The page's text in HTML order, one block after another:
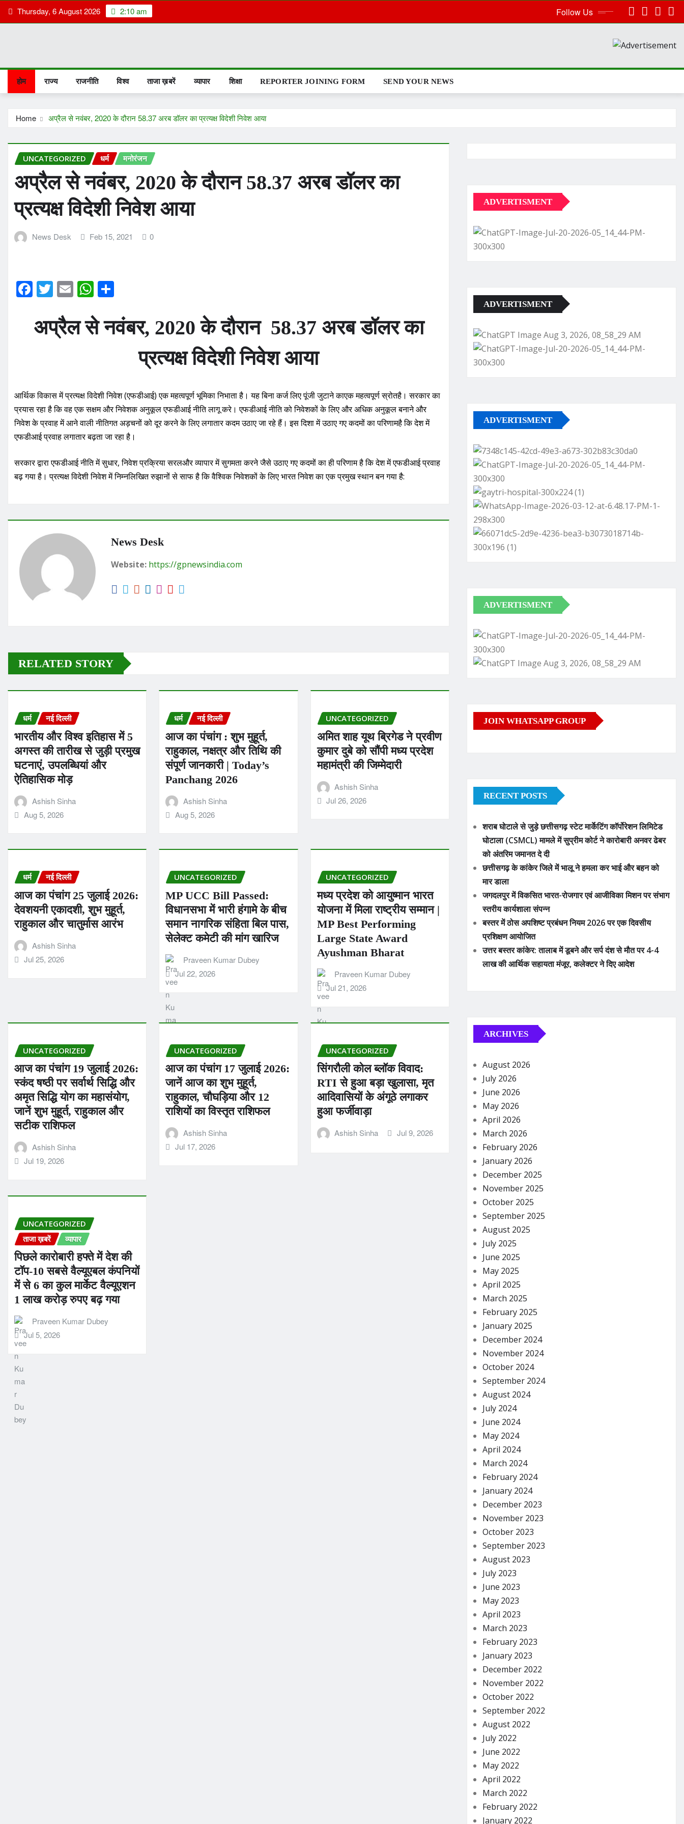
Skip Thursday, 6 August 2026 2:10 am Follow Us
होम राज्य राजनीति विश्व ताजा ख़बरें व्यापार शिक्षा REPORTER JOINING FORM SEND YOUR NEWS
Home अप्रैल से नवंबर, 2020 के दौरान 58.37 अरब डॉलर का प्रत्यक्ष विदेशी निवेश आया
UNCATEGORIZED धर्म मनोरंजन
अप्रैल से नवंबर, 2020 के दौरान 58.37 अरब डॉलर का
प्रत्यक्ष विदेशी निवेश आया
News Desk Feb 15, 2021 0
F
c
e
o
k
T
it
te
E
ai
l
W
at
s
p
ar
e
अप्रैल से नवंबर, 2020 के दौरान 58.37 अरब डॉलर का
प्रत्यक्ष विदेशी निवेश आया
आर्थिक विकास में प्रत्यक्ष विदेशी निवेश (एफडीआई) एक महत्वपूर्ण भूमिका निभाता है। यह बिना कर्ज लिए पूंजी जुटाने काएक महत्वपूर्ण स्रोतहै। सरकार का
प्रयास रहा है कि वह एक सक्षम और निवेशक अनुकूल एफडीआई नीति लागू करे। एफडीआई नीति को निवेशकों के लिए और अधिक अनुकूल बनाने और
निवेश के प्रवाह में आने वाली नीतिगत अड़चनों को दूर करने के लिए लगातार कदम उठाए जा रहे हैं। इस दिशा में उठाए गए कदमों का परिणामहै कि देश में
एफडीआई प्रवाह लगातार बढ़ता जा रहा है।
सरकार द्वारा एफडीआई नीति में सुधार, निवेश प्रक्रिया सरलऔर व्यापार में सुगमता करने जैसे उठाए गए कदमों का ही परिणाम है कि देश में एफडीआई प्रवाह
बढ़ गया है। प्रत्यक्ष विदेशी निवेश में निम्नलिखित रुझानों से साफ है कि वैश्विक निवेशकों के लिए भारत निवेश का एक प्रमुख स्थान बन गया है:
News Desk
Website: https://gpnewsindia.com
RELATED STORY
धर्म नई दिल्ली
भारतीय और विश्व इतिहास में 5
अगस्त की तारीख से जुड़ी प्रमुख
घटनाएं, उपलब्धियां और
ऐतिहासिक मोड़
Ashish Sinha
Aug 5, 2026
धर्म नई दिल्ली
आज का पंचांग : शुभ मुहूर्त,
राहुकाल, नक्षत्र और तिथि की
संपूर्ण जानकारी | Today’s
Panchang 2026
Ashish Sinha
Aug 5, 2026
UNCATEGORIZED
अमित शाह यूथ ब्रिगेड ने प्रवीण
कुमार दुबे को सौंपी मध्य प्रदेश
महामंत्री की जिम्मेदारी
Ashish Sinha
Jul 26, 2026
धर्म नई दिल्ली
आज का पंचांग 25 जुलाई 2026:
देवशयनी एकादशी, शुभ मुहूर्त,
राहुकाल और चातुर्मास आरंभ
Ashish Sinha
Jul 25, 2026
UNCATEGORIZED
MP UCC Bill Passed:
विधानसभा में भारी हंगामे के बीच
समान नागरिक संहिता बिल पास,
सेलेक्ट कमेटी की मांग खारिज
Praveen Kumar Dubey
Jul 22, 2026
UNCATEGORIZED
मध्य प्रदेश को आयुष्मान भारत
योजना में मिला राष्ट्रीय सम्मान |
MP Best Performing
Large State Award
Ayushman Bharat
Praveen Kumar Dubey
Jul 21, 2026
UNCATEGORIZED
आज का पंचांग 19 जुलाई 2026:
स्कंद षष्ठी पर सर्वार्थ सिद्धि और
अमृत सिद्धि योग का महासंयोग,
जानें शुभ मुहूर्त, राहुकाल और
सटीक राशिफल
Ashish Sinha
Jul 19, 2026
UNCATEGORIZED
आज का पंचांग 17 जुलाई 2026:
जानें आज का शुभ मुहूर्त,
राहुकाल, चौघड़िया और 12
राशियों का विस्तृत राशिफल
Ashish Sinha
Jul 17, 2026
UNCATEGORIZED
सिंगरौली कोल ब्लॉक विवाद:
RTI से हुआ बड़ा खुलासा, मृत
आदिवासियों के अंगूठे लगाकर
हुआ फर्जीवाड़ा
Ashish Sinha Jul 9, 2026
UNCATEGORIZED
ताजा ख़बरें
व्यापार
पिछले कारोबारी हफ्ते में देश की
टॉप-10 सबसे वैल्यूएबल कंपनियों
में से 6 का कुल मार्केट वैल्यूएशन
1 लाख करोड़ रुपए बढ़ गया
Praveen Kumar Dubey
Jul 5, 2026
ADVERTISMENT
ADVERTISMENT
ADVERTISMENT
ADVERTISMENT
JOIN WHATSAPP GROUP
RECENT POSTS
शराब घोटाले से जुड़े छत्तीसगढ़ स्टेट मार्केटिंग कॉर्पोरेशन लिमिटेड
घोटाला (CSMCL) मामले में सुप्रीम कोर्ट ने कारोबारी अनवर ढेबर
को अंतरिम जमानत दे दी
छत्तीसगढ़ के कांकेर जिले में भालू ने हमला कर भाई और बहन को
मार डाला
जगदलपुर में विकसित भारत-रोजगार एवं आजीविका मिशन पर संभाग
स्तरीय कार्यशाला संपन्न
बस्तर में ठोस अपशिष्ट प्रबंधन नियम 2026 पर एक दिवसीय
प्रशिक्षण आयोजित
उत्तर बस्तर कांकेर: तालाब में डूबने और सर्प दंश से मौत पर 4-4
लाख की आर्थिक सहायता मंजूर, कलेक्टर ने दिए आदेश
ARCHIVES
August 2026
July 2026
June 2026
May 2026
April 2026
March 2026
February 2026
January 2026
December 2025
November 2025
October 2025
September 2025
August 2025
July 2025
June 2025
May 2025
April 2025
March 2025
February 2025
January 2025
December 2024
November 2024
October 2024
September 2024
August 2024
July 2024
June 2024
May 2024
April 2024
March 2024
February 2024
January 2024
December 2023
November 2023
October 2023
September 2023
August 2023
July 2023
June 2023
May 2023
April 2023
March 2023
February 2023
January 2023
December 2022
November 2022
October 2022
September 2022
August 2022
July 2022
June 2022
May 2022
April 2022
March 2022
February 2022
January 2022